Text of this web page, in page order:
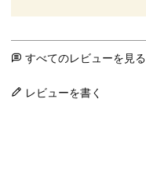
すべてのレビューを見る
レビューを書く